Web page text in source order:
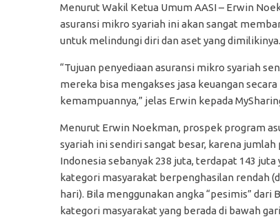
Menurut Wakil Ketua Umum AASI – Erwin
asuransi mikro syariah ini akan sangat
untuk melindungi diri dan aset yang dimilikinya.
“Tujuan penyediaan asuransi mikro syariah
mereka bisa mengakses jasa keuangan
kemampuannya,” jelas Erwin kepada
Menurut Erwin Noekman, prospek program
syariah ini sendiri sangat besar, karena jumlah
Indonesia sebanyak 238 juta, terdapat 143 juta
kategori masyarakat berpenghasilan rendah
hari). Bila menggunakan angka “pesimis” dari
kategori masyarakat yang berada di bawah